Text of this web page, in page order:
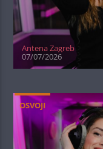
Antena Zagreb
07/07/2026
OSVOJI